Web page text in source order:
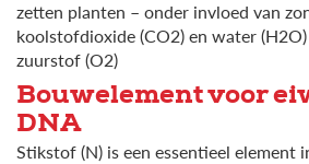
zetten planten – onder invloed van
koolstofdioxide (CO2) en water
zuurstof (O2)
Bouwelement voor
DNA
Stikstof (N) is een essentieel element